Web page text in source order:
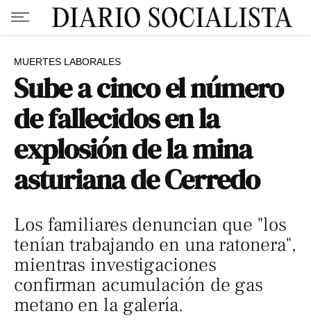
MUERTES LABORALES
Sube a cinco el número
de fallecidos en la
explosión de la mina
asturiana de Cerredo
Los familiares denuncian que "los
tenían trabajando en una ratonera",
mientras investigaciones
confirman acumulación de gas
metano en la galería.